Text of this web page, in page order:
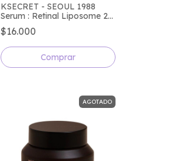
KSECRET - SEOUL 1988
Serum : Retinal Liposome 2%
+ Black Ginseng
$16.000
AGOTADO